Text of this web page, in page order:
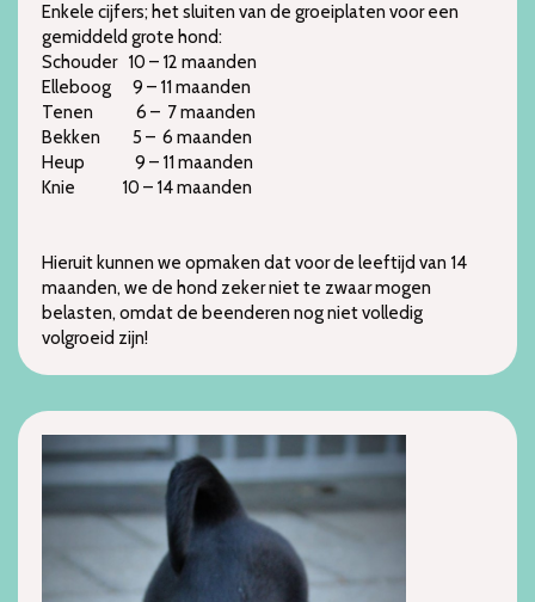
Enkele cijfers; het sluiten van de groeiplaten voor een
gemiddeld grote hond:
Schouder 10 – 12 maanden
Elleboog 9 – 11 maanden
Tenen 6 – 7 maanden
Bekken 5 – 6 maanden
Heup 9 – 11 maanden
Knie 10 – 14 maanden
Hieruit kunnen we opmaken dat voor de leeftijd van 14
maanden, we de hond zeker niet te zwaar mogen
belasten, omdat de beenderen nog niet volledig
volgroeid zijn!